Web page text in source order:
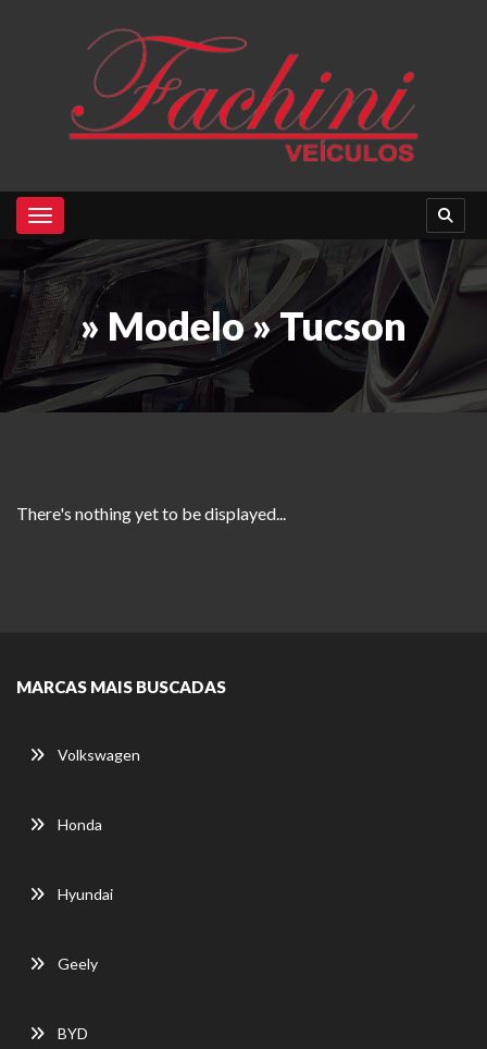
Toggle navigation
» Modelo » Tucson
There's nothing yet to be displayed...
MARCAS MAIS BUSCADAS
Volkswagen
Honda
Hyundai
Geely
BYD